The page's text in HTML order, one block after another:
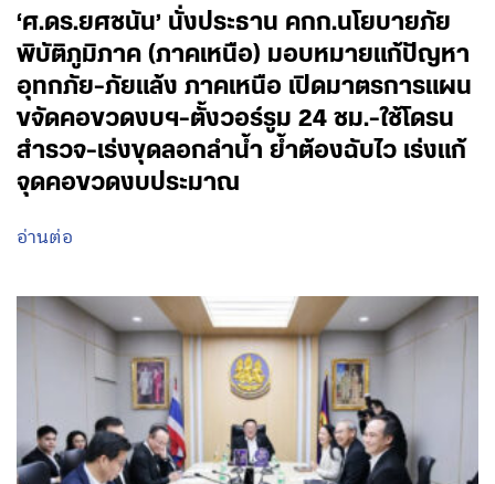
‘ศ.ดร.ยศชนัน’ นั่งประธาน คกก.นโยบายภัย
พิบัติภูมิภาค (ภาคเหนือ) มอบหมายแก้ปัญหา
อุทกภัย-ภัยแล้ง ภาคเหนือ เปิดมาตรการแผน
ขจัดคอขวดงบฯ-ตั้งวอร์รูม 24 ชม.-ใช้โดรน
สำรวจ-เร่งขุดลอกลำน้ำ ย้ำต้องฉับไว เร่งแก้
จุดคอขวดงบประมาณ
อ่านต่อ